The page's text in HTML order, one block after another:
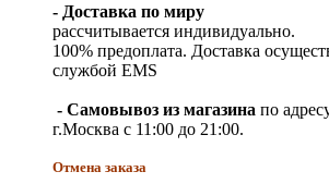
- Доставка по миру
рассчитывается индивидуально.
100% предоплата. Доставка
службой EMS
- Самовывоз из магазина по
г.Москва с 11:00 до 21:00.
Отмена заказа